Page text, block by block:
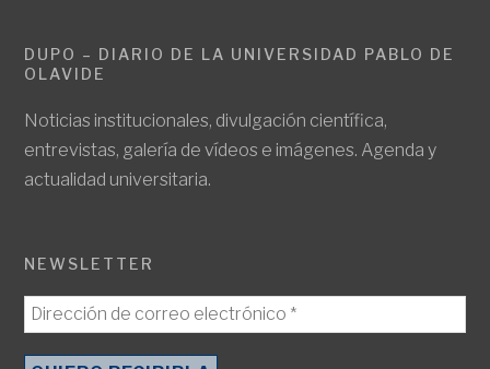
DUPO – DIARIO DE LA UNIVERSIDAD PABLO DE
OLAVIDE
Noticias institucionales, divulgación científica,
entrevistas, galería de vídeos e imágenes. Agenda y
actualidad universitaria.
NEWSLETTER